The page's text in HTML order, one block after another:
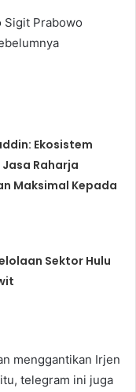
Sigit Prabowo
Ekosistem
Raharja
Maksimal Kepada
Sektor Hulu
menggantikan Irjen
telegram ini juga